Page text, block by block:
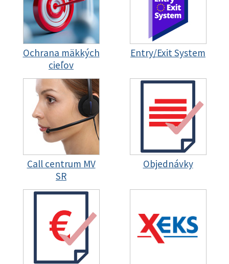
Ochrana mäkkých
cieľov
Entry/Exit System
Call centrum MV
SR
Objednávky